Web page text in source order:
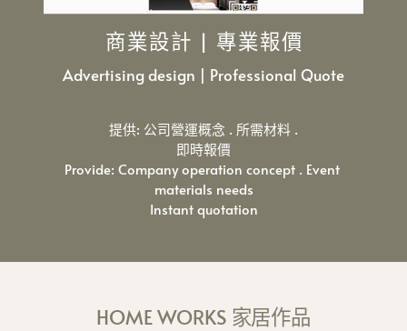
商業設計 | 專業報價
Advertising design | Professional Quote
提供: 公司營運概念 . 所需材料 .
即時報價
Provide: Company operation concept . Event ​
materials ​needs
Instant quot​ation
HOME WORKS 家居作品